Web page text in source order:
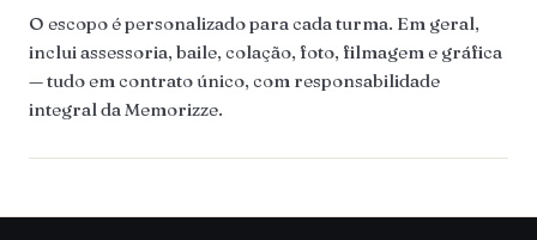
O escopo é personalizado para cada turma. Em geral,
inclui assessoria, baile, colação, foto, filmagem e gráfica
— tudo em contrato único, com responsabilidade
integral da Memorizze.